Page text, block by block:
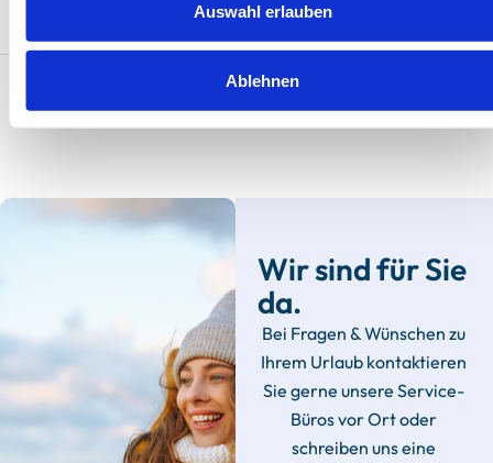
Auswahl erlauben
Ablehnen
Alle Ferienunterkünfte
Wir sind für Sie
da.
Bei Fragen & Wünschen zu
Ihrem Urlaub kontaktieren
Sie gerne unsere Service-
Büros vor Ort oder
schreiben uns eine